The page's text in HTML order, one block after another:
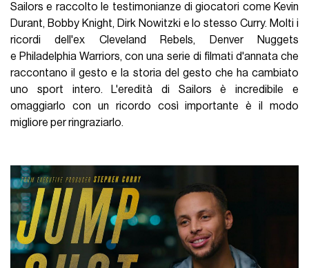
Sailors e raccolto le testimonianze di giocatori come Kevin
Durant, Bobby Knight, Dirk Nowitzki e lo stesso Curry. Molti i
ricordi dell'ex Cleveland Rebels, Denver Nuggets
e Philadelphia Warriors, con una serie di filmati d'annata che
raccontano il gesto e la storia del gesto che ha cambiato
uno sport intero. L'eredità di Sailors è incredibile e
omaggiarlo con un ricordo così importante è il modo
migliore per ringraziarlo.